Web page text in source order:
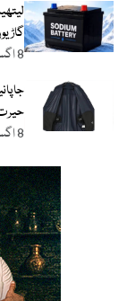
8 اگست 2026
8 اگست 2026